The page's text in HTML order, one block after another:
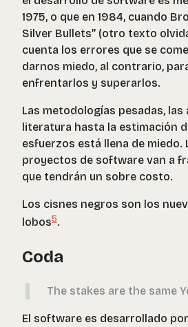
1975, o que en 1984, cuando
Silver Bullets” (otro texto
cuenta los errores que se
darnos miedo, al contrario,
enfrentarlos y superarlos.
Las metodologías pesadas, las
literatura hasta la estimación
esfuerzos está llena de miedo.
proyectos de software van a
que tendrán un sobre costo.
Los cisnes negros son los
lobos5.
Coda
The stakes are the same
El software es desarrollado